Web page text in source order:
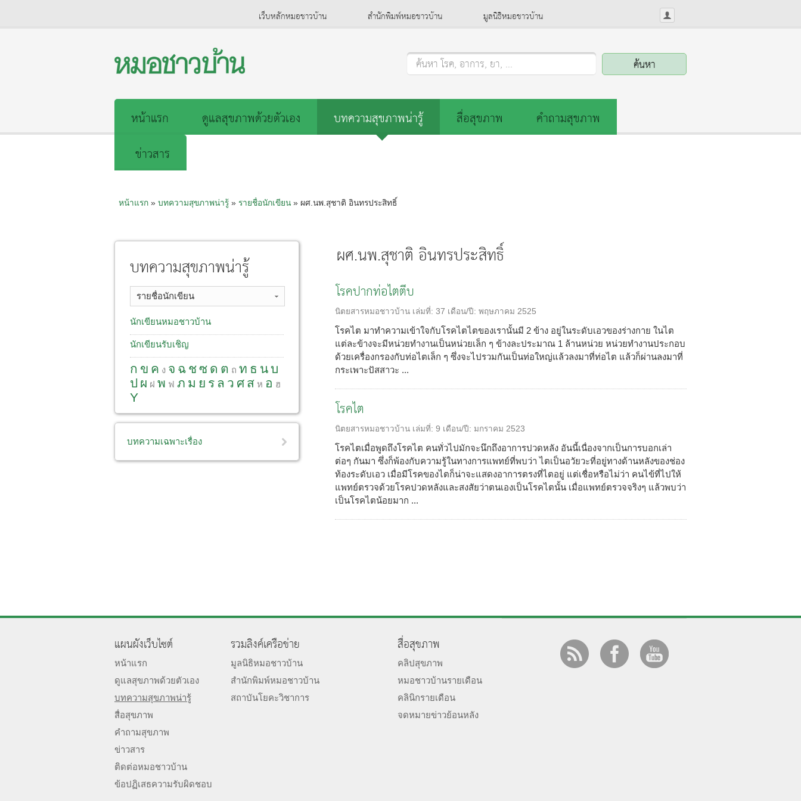
เว็บหลักหมอชาวบ้าน สำนักพิมพ์หมอชาวบ้าน มูลนิธิหมอชาวบ้าน
ค้นหา โรค, อาการ, ยา, ...
หน้าแรก ดูแลสุขภาพด้วยตัวเอง บทความสุขภาพน่ารู้ สื่อสุขภาพ
คำถามสุขภาพ
ข่าวสาร
หน้าแรก» บทความสุขภาพน่ารู้» รายชื่อนักเขียน» ผศ.นพ.สุชาติ อินทรประสิทธิ์
ผศ.นพ.สุชาติ อินทรประสิทธิ์
โรคปากท่อไตตีบ
นิตยสารหมอชาวบ้าน เล่มที่: 37 เดือน/ปี: พฤษภาคม 2525
โรคไต มาทำความเข้าใจกับโรคไตไตของเรานั้นมี 2 ข้าง อยู่ในระดับเอวของร่างกาย ในไต
แต่ละข้างจะมีหน่วยทำงานเป็นหน่วยเล็ก ๆ ข้างละประมาณ 1 ล้านหน่วย หน่วยทำงานประกอบ
ด้วยเครื่องกรองกับท่อไตเล็ก ๆ ซึ่งจะไปรวมกันเป็นท่อใหญ่แล้วลงมาที่ท่อไต แล้วก็ผ่านลงมาที่
กระเพาะปัสสาวะ ...
โรคไต
นิตยสารหมอชาวบ้าน เล่มที่: 9 เดือน/ปี: มกราคม 2523
โรคไตเมื่อพูดถึงโรคไต คนทั่วไปมักจะนึกถึงอาการปวดหลัง อันนี้เนื่องจากเป็นการบอกเล่า
ต่อๆ กันมา ซึ่งก็พ้องกับความรู้ในทางการแพทย์ที่พบว่า ไตเป็นอวัยวะที่อยู่ทางด้านหลังของช่อง
ท้องระดับเอว เมื่อมีโรคของไตก็น่าจะแสดงอาการตรงที่ไตอยู่ แต่เชื่อหรือไม่ว่า คนไข้ที่ไปให้
แพทย์ตรวจด้วยโรคปวดหลังและสงสัยว่าตนเองเป็นโรคไตนั้น เมื่อแพทย์ตรวจจริงๆ แล้วพบว่า
เป็นโรคไตน้อยมาก ...
บทความสุขภาพน่ารู้
รายชื่อนักเขียน
นักเขียนหมอชาวบ้าน
นักเขียนรับเชิญ
ก ข ค ง จ ฉ ชซ ด ต ถ ท ธ นบ
ป ผ ฝ พ ฟ ภ ม ย ร ล ว ศ ส ห อ ฮ
Y
บทความเฉพาะเรื่อง
แผนผังเว็บไซต์
หน้าแรก
ดูแลสุขภาพด้วยตัวเอง
บทความสุขภาพน่ารู้
สื่อสุขภาพ
คำถามสุขภาพ
ข่าวสาร
ติดต่อหมอชาวบ้าน
ข้อปฏิเสธความรับผิดชอบ
รวมลิงค์เครือข่าย
มูลนิธิหมอชาวบ้าน
สำนักพิมพ์หมอชาวบ้าน
สถาบันโยคะวิชาการ
สื่อสุขภาพ
คลิปสุขภาพ
หมอชาวบ้านรายเดือน
คลินิกรายเดือน
จดหมายข่าวย้อนหลัง